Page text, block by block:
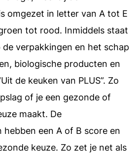
omgezet in letter van A tot E
tot rood. Inmiddels staat
de verpakkingen en het schap
biologische producten en
de keuken van PLUS”. Zo
of je een gezonde of
maakt. De
een A of B score en
keuze. Zo zet je net als